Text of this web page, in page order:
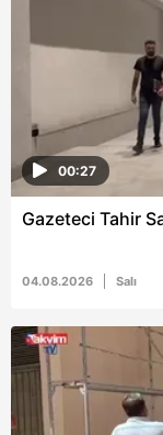
00:27
Gazeteci Tahir
04.08.2026 Salı